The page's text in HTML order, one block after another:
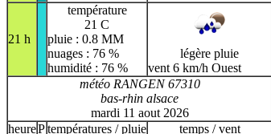
21 h
température
21 C
pluie : 0.8 MM
nuages : 76 %
humidité : 76 %
légère pluie
vent 6 km/h Ouest
météo RANGEN 67310
bas-rhin alsace
mardi 11 aout 2026
heurePtempératures / pluie temps / vent